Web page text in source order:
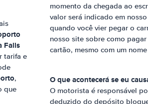
Falls
tarifa e
,
que
momento da chegada ao
valor será indicado em
quando você vier pegar o
nosso site sobre como
cartão, mesmo com um
O que acontecerá se eu
O motorista é responsável
deduzido do depósito